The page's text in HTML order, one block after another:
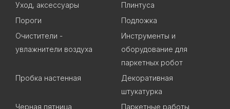
Уход, аксессуары
Плинтуса
Пороги
Подложка
Очистители -
увлажнители воздуха
Инструменты и
оборудование для
паркетных робот
Пробка настенная
Декоративная
штукатурка
Черная пятница
Паркетные работы